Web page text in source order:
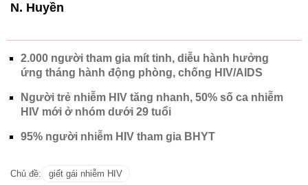
N. Huyền
2.000 người tham gia mít tinh, diễu hành hưởng
ứng tháng hành động phòng, chống HIV/AIDS
Người trẻ nhiễm HIV tăng nhanh, 50% số ca nhiễm
HIV mới ở nhóm dưới 29 tuổi
95% người nhiễm HIV tham gia BHYT
Chủ đề: giết gái nhiễm HIV